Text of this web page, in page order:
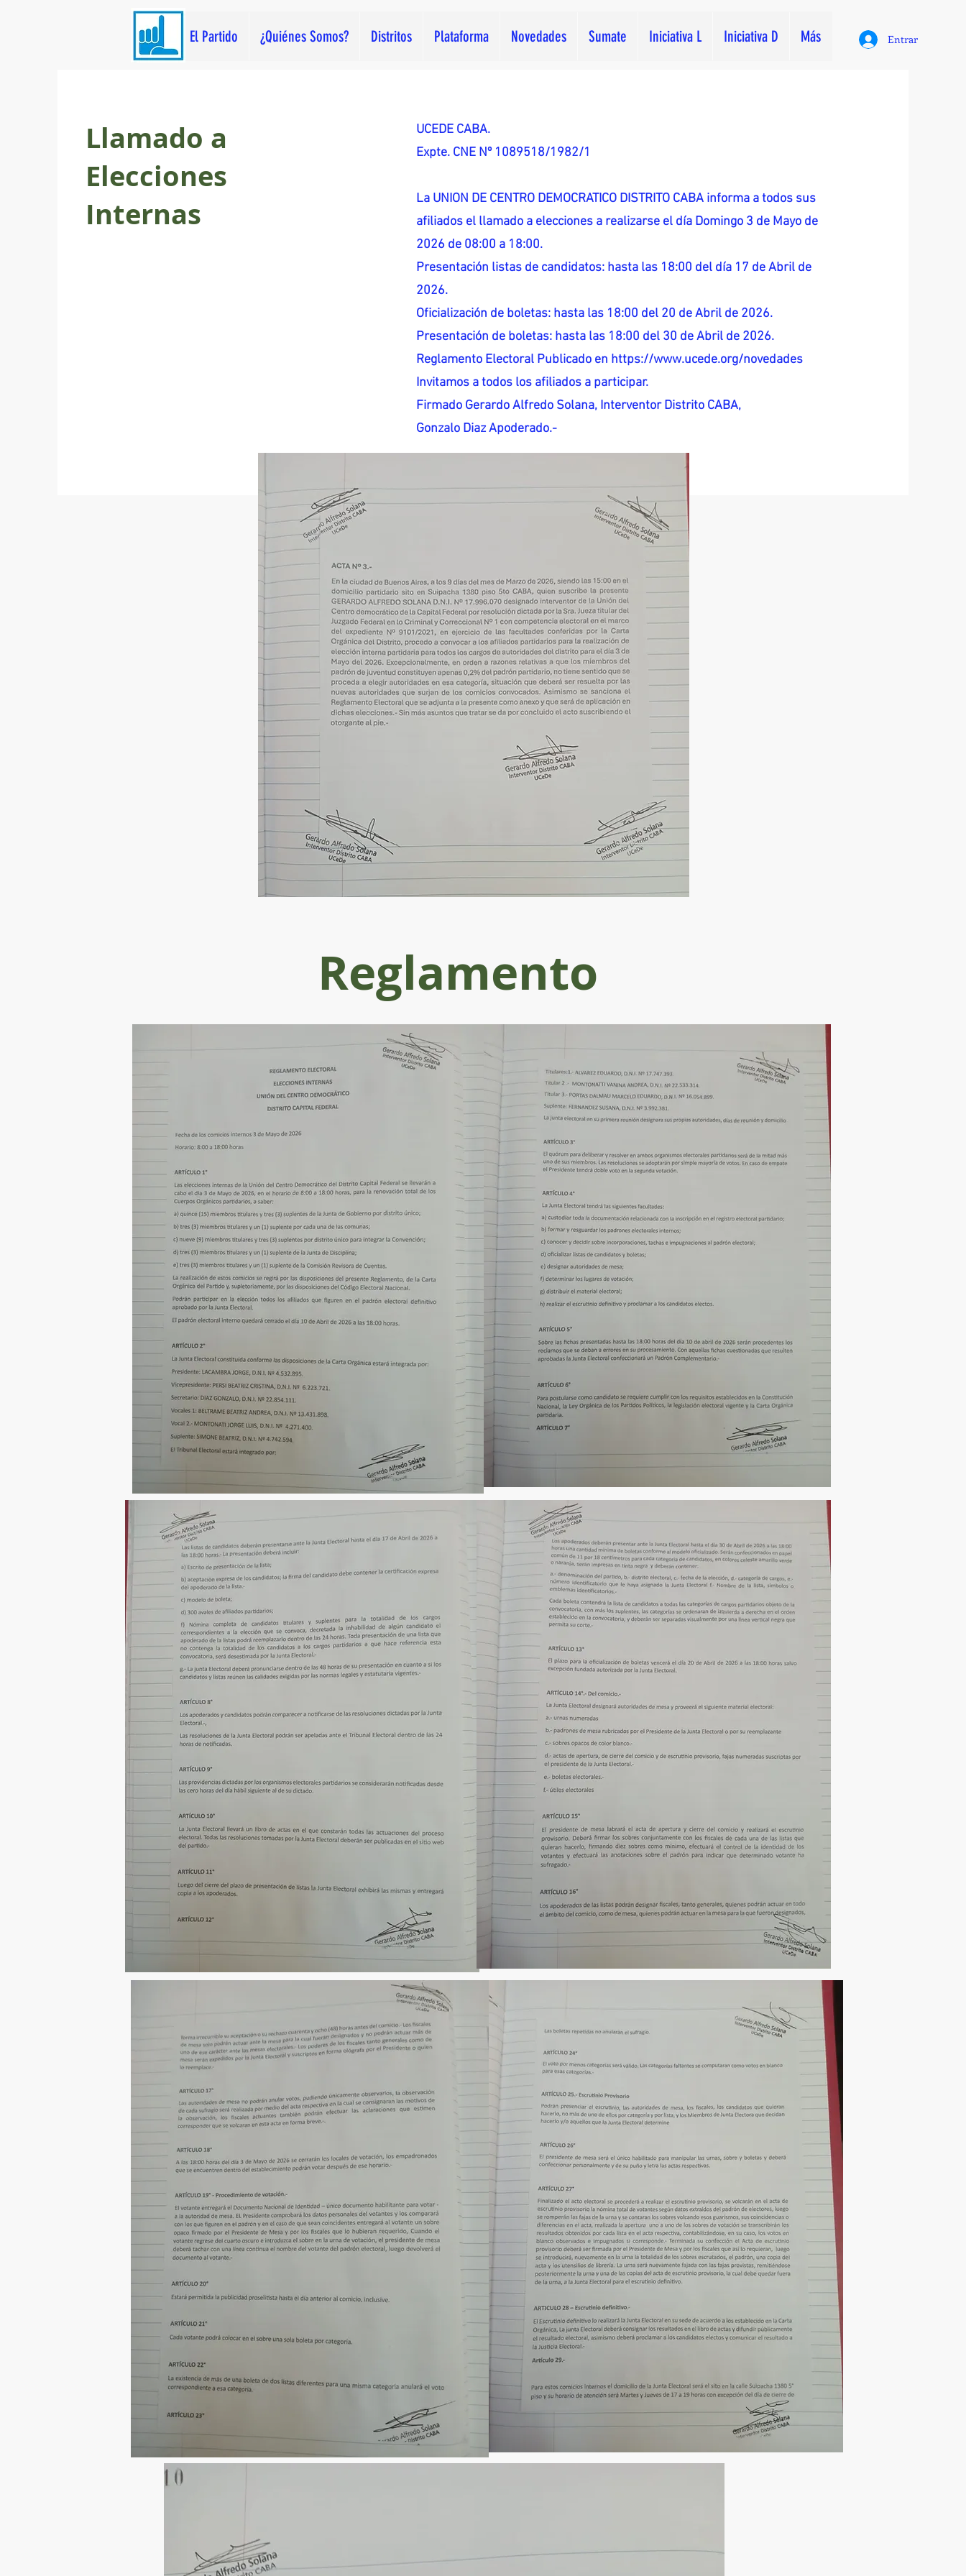
El Partido ¿Quiénes Somos? Distritos Plataforma Novedades Sumate Iniciativa L Iniciativa D Más Entrar
Llamado a
Elecciones
Internas
UCEDE CABA.
Expte. CNE Nº 1089518/1982/1
La UNION DE CENTRO DEMOCRATICO DISTRITO CABA informa a todos sus
afiliados el llamado a elecciones a realizarse el día Domingo 3 de Mayo de
2026 de 08:00 a 18:00.
Presentación listas de candidatos: hasta las 18:00 del día 17 de Abril de
2026.
Oficialización de boletas: hasta las 18:00 del 20 de Abril de 2026.
Presentación de boletas: hasta las 18:00 del 30 de Abril de 2026.
Reglamento Electoral Publicado en https://www.ucede.org/novedades
Invitamos a todos los afiliados a participar.
Firmado Gerardo Alfredo Solana, Interventor Distrito CABA,
Gonzalo Diaz Apoderado.-
Reglamento